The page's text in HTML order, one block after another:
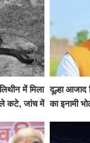
में मिला
कटे, जांच में
दूल्हा आजाद
का इनामी